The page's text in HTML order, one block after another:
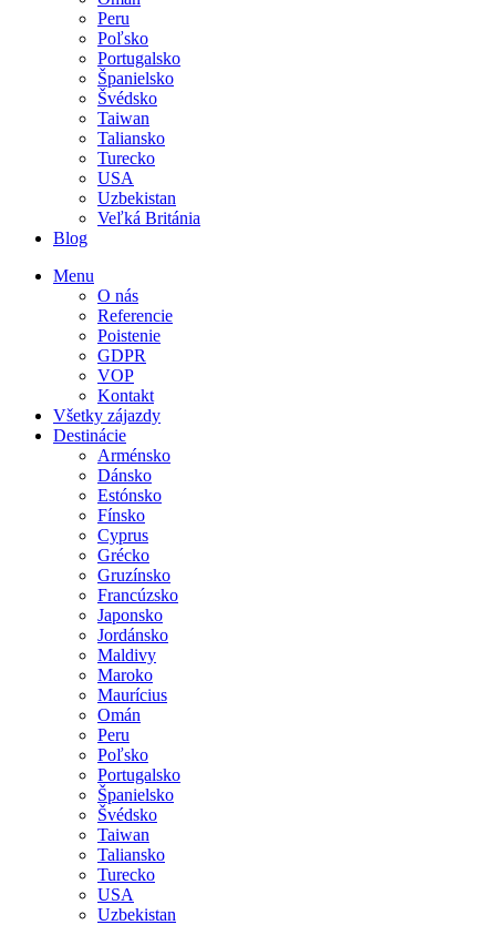
Peru
Poľsko
Portugalsko
Španielsko
Švédsko
Taiwan
Taliansko
Turecko
USA
Uzbekistan
Veľká Británia
Blog
Menu
O nás
Referencie
Poistenie
GDPR
VOP
Kontakt
Všetky zájazdy
Destinácie
Arménsko
Dánsko
Estónsko
Fínsko
Cyprus
Grécko
Gruzínsko
Francúzsko
Japonsko
Jordánsko
Maldivy
Maroko
Maurícius
Omán
Peru
Poľsko
Portugalsko
Španielsko
Švédsko
Taiwan
Taliansko
Turecko
USA
Uzbekistan